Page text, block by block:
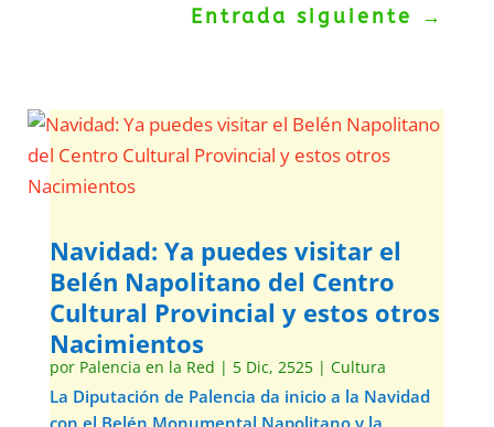
Entrada siguiente
→
Navidad: Ya puedes visitar el
Belén Napolitano del Centro
Cultural Provincial y estos otros
Nacimientos
por Palencia en la Red | 5 Dic, 2525| Cultura
La Diputación de Palencia da inicio a la Navidad
con el Belén Monumental Napolitano y la